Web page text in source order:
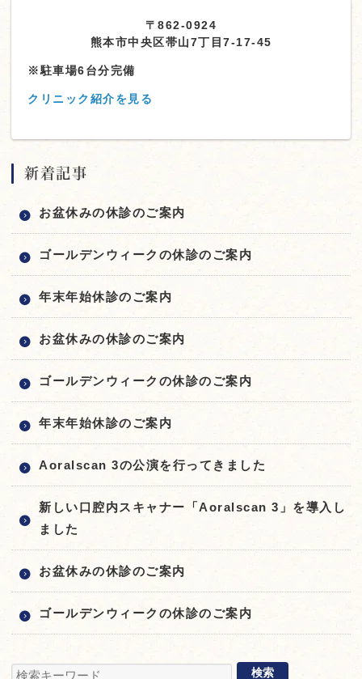
〒862-0924
熊本市中央区帯山7丁目7-17-45
※駐車場6台分完備
クリニック紹介を見る
新着記事
お盆休みの休診のご案内
ゴールデンウィークの休診のご案内
年末年始休診のご案内
お盆休みの休診のご案内
ゴールデンウィークの休診のご案内
年末年始休診のご案内
Aoralscan 3の公演を行ってきました
新しい口腔内スキャナー「Aoralscan 3」を導入し
ました
お盆休みの休診のご案内
ゴールデンウィークの休診のご案内